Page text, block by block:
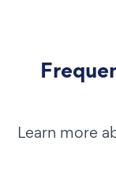
Learn more